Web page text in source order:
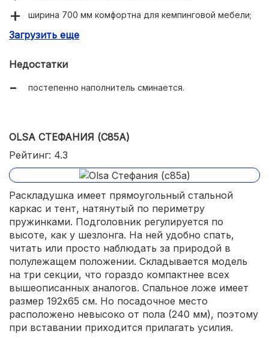
ширина 700 мм комфортна для кемпинговой мебели;
безопасный механизм раскладывания.
Загрузить еще
Недостатки
постепенно наполнитель сминается.
OLSA СТЕФАНИЯ (С85А)
Рейтинг: 4.3
Раскладушка имеет прямоугольный стальной
каркас и тент, натянутый по периметру
пружинками. Подголовник регулируется по
высоте, как у шезлонга. На ней удобно спать,
читать или просто наблюдать за природой в
полулежащем положении. Складывается модель
на три секции, что гораздо компактнее всех
вышеописанных аналогов. Спальное ложе имеет
размер 192х65 см. Но посадочное место
расположено невысоко от пола (240 мм), поэтому
при вставании приходится прилагать усилия.